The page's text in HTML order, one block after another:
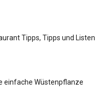
Tipps, Tipps und Listen
einfache Wüstenpflanze